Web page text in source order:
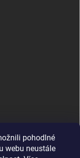
pohodlné
webu neustále